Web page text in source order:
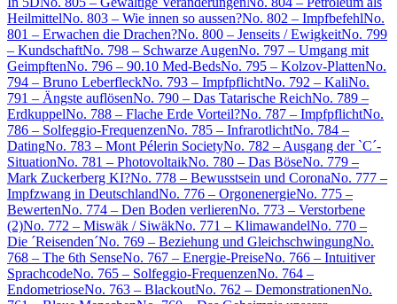
HeilmittelNo. 803 – Wie innen so aussen?No. 802 – ImpfbefehlNo.
801 – Erwachen die Drachen?No. 800 – Jenseits / EwigkeitNo. 799
– KundschaftNo. 798 – Schwarze AugenNo. 797 – Umgang mit
GeimpftenNo. 796 – 90.10 Med-BedsNo. 795 – Kolzov-PlattenNo.
794 – Bruno LeberfleckNo. 793 – ImpfpflichtNo. 792 – KaliNo.
791 – Ängste auflösenNo. 790 – Das Tatarische ReichNo. 789 –
ErdkuppelNo. 788 – Flache Erde Vorteil?No. 787 – ImpfpflichtNo.
786 – Solfeggio-FrequenzenNo. 785 – InfrarotlichtNo. 784 –
DatingNo. 783 – Mont Pélerin SocietyNo. 782 – Ausgang der `C´-
SituationNo. 781 – PhotovoltaikNo. 780 – Das BöseNo. 779 –
Mark Zuckerberg KI?No. 778 – Bewusstsein und CoronaNo. 777 –
Impfzwang in DeutschlandNo. 776 – OrgonenergieNo. 775 –
BewertenNo. 774 – Den Boden verlierenNo. 773 – Verstorbene
(2)No. 772 – Miswäk / SiwäkNo. 771 – KlimawandelNo. 770 –
Die ´Reisenden´No. 769 – Beziehung und GleichschwingungNo.
768 – The 6th SenseNo. 767 – Energie-PreiseNo. 766 – Intuitiver
SprachcodeNo. 765 – Solfeggio-FrequenzenNo. 764 –
EndometrioseNo. 763 – BlackoutNo. 762 – DemonstrationenNo.